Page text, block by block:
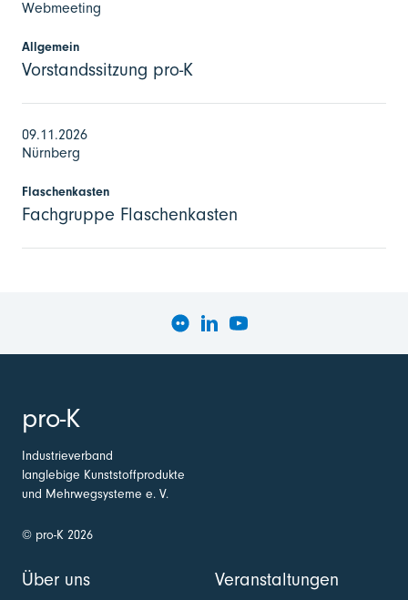
Webmeeting
Allgemein
Vorstandssitzung pro-K
09.11.2026
Nürnberg
Flaschenkasten
Fachgruppe Flaschenkasten
pro-K
Industrieverband
langlebige Kunststoffprodukte
und Mehrwegsysteme e. V.
© pro-K 2026
Über uns Veranstaltungen